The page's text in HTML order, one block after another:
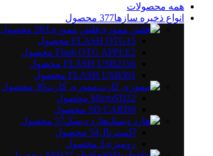
همه محصولات
انواع ذخیره سازها377 محصول
فلش مموری263 محصول
FLASH OTG15
محصول
Flash OTG APPLE2
محصول
FLASH USB2156
محصول
FLASH USB391
محصول
مموری کارت30 محصول
MicroSD22
محصول
SD CARD8
محصول
هارد دیسک57 محصول
اکسترنال54 محصول
رومیزی3 محصول